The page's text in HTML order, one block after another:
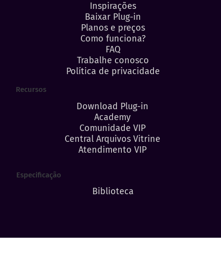
Inspirações
Baixar Plug-in
Planos e preços
Como funciona?
FAQ
Trabalhe conosco
Política de privacidade
Recursos
Download Plug-in
Academy
Comunidade VIP
Central Arquivos Vitrine
Atendimento VIP
Especificação
Biblioteca